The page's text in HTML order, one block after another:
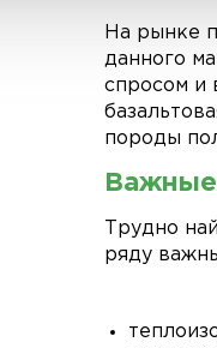
На рынке
данного
спросом и
породы
Важные
Трудно
ряду